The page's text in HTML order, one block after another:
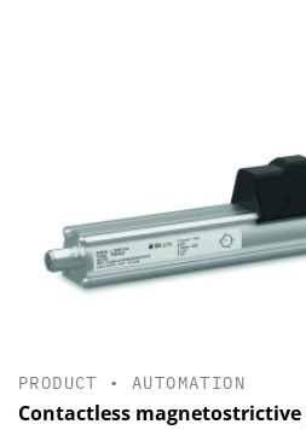
PRODUCT •AUTOMATION
Contactless